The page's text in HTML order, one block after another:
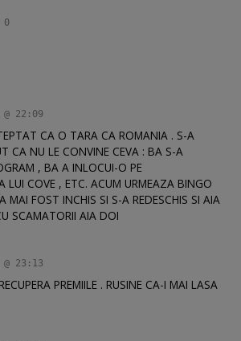
0
22:09
CA O TARA CA ROMANIA . S-A
CA NU LE CONVINE CEVA : BA S-A
, BA A INLOCUI-O PE
LUI COVE , ETC. ACUM URMEAZA BINGO
MAI FOST INCHIS SI S-A REDESCHIS SI AIA
SCAMATORII AIA DOI
23:13
PREMIILE . RUSINE CA-I MAI LASA